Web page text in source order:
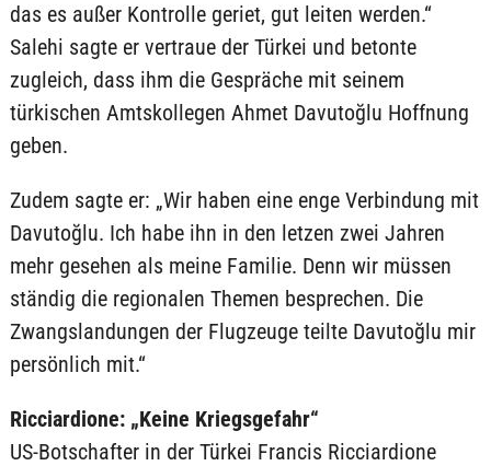
das es außer Kontrolle geriet, gut leiten werden.“
Salehi sagte er vertraue der Türkei und betonte
zugleich, dass ihm die Gespräche mit seinem
türkischen Amtskollegen Ahmet Davutoğlu Hoffnung
geben.
Zudem sagte er: „Wir haben eine enge Verbindung mit
Davutoğlu. Ich habe ihn in den letzen zwei Jahren
mehr gesehen als meine Familie. Denn wir müssen
ständig die regionalen Themen besprechen. Die
Zwangslandungen der Flugzeuge teilte Davutoğlu mir
persönlich mit.“
Ricciardione: „Keine Kriegsgefahr“
US-Botschafter in der Türkei Francis Ricciardione